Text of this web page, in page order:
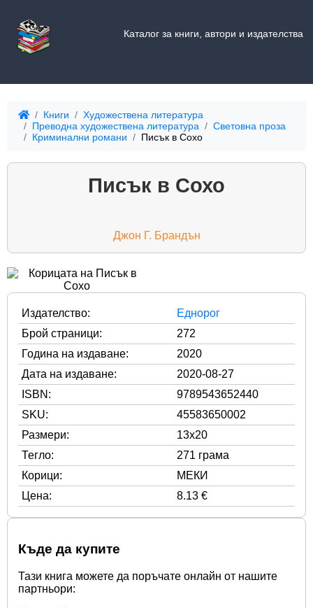
Каталог за книги, автори и издателства
Книги
Художествена литература
Преводна художествена литература
Световна проза
Криминални романи
Писък в Сохо
Писък в Сохо
Джон Г. Брандън
Издателство:
Еднорог
Брой страници:
272
Година на издаване:
2020
Дата на издаване:
2020-08-27
ISBN:
9789543652440
SKU:
45583650002
Размери:
13x20
Тегло:
271 грама
Корици:
МЕКИ
Цена:
8.13 €
Къде да купите
Тази книга можете да поръчате онлайн от нашите
партньори: